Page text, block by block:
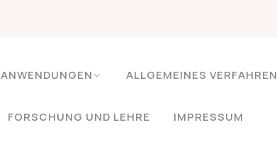
ANWENDUNGEN ALLGEMEINES VERFAHREN
FORSCHUNG UND LEHRE IMPRESSUM